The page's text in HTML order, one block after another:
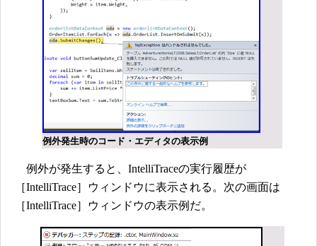
例外発生時のコード・エディタの表示例
例外が発生すると、IntelliTraceの実行履歴が
［IntelliTrace］ウィンドウに表示される。次の画面は
［IntelliTrace］ウィンドウの表示例だ。